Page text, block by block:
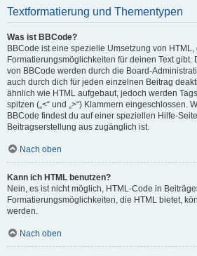
Textformatierung und Thementypen
Was ist BBCode?
BBCode ist eine spezielle Umsetzung von
Formatierungsmöglichkeiten für deinen Text gibt.
von BBCode werden durch die Board-
auch durch dich für jeden einzelnen Beitrag
ähnlich wie HTML aufgebaut, jedoch werden Tags
spitzen („<“ und „>“) Klammern eingeschlossen.
BBCode findest du auf einer speziellen Hilfe-
Beitragserstellung aus zugänglich ist.
Nach oben
Kann ich HTML benutzen?
Nein, es ist nicht möglich, HTML-Code in
Formatierungsmöglichkeiten, die HTML bietet,
werden.
Nach oben